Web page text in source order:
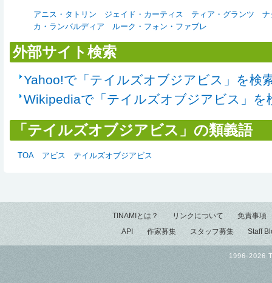
アニス・タトリン ジェイド・カーティス ティア・グランツ
ナ
カ・ランバルディア
ルーク・フォン・ファブレ
外部サイト検索
Yahoo!で「テイルズオブジアビス」を検
Wikipediaで「テイルズオブジアビス」を
「テイルズオブジアビス」の類義語
TOA アビス テイルズオブジアビス
TINAMIとは？ リンクについて
免責事項
API
作家募集 スタッフ募集 Staff
1996-2026